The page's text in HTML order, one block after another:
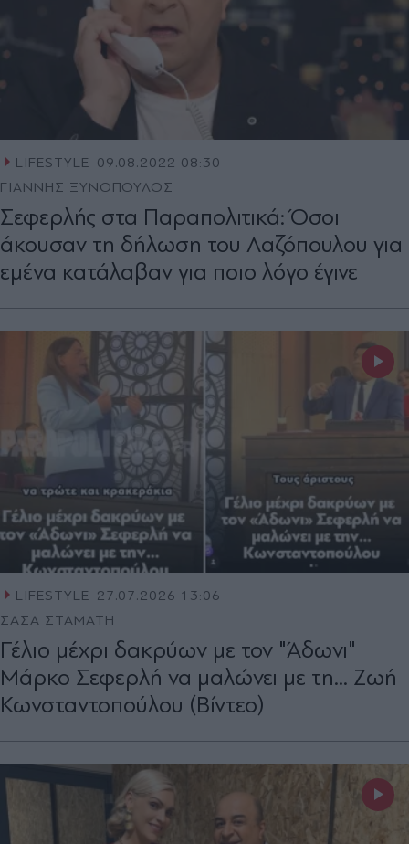
LIFESTYLE 09.08.2022 08:30
ΓΙΑΝΝΗΣ ΞΥΝΟΠΟΥΛΟΣ
Σεφερλής στα Παραπολιτικά: Όσοι
άκουσαν τη δήλωση του Λαζόπουλου για
εμένα κατάλαβαν για ποιο λόγο έγινε
LIFESTYLE
27.07.2026 13:06
ΣΑΣΑ ΣΤΑΜΑΤΗ
Γέλιο μέχρι δακρύων με τον "Άδωνι"
Μάρκο Σεφερλή να μαλώνει με τη... Ζωή
Κωνσταντοπούλου (Βίντεο)